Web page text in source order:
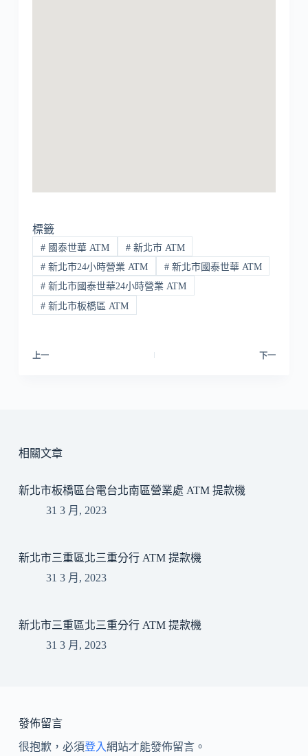
標籤
#國泰世華 ATM #新北市 ATM
#新北市24小時營業 ATM #新北市國泰世華 ATM
#新北市國泰世華24小時營業 ATM
#新北市板橋區 ATM
上一 下一
相關文章
新北市板橋區台電台北南區營業處 ATM 提款機
31 3 月, 2023
新北市三重區北三重分行 ATM 提款機
31 3 月, 2023
新北市三重區北三重分行 ATM 提款機
31 3 月, 2023
發佈留言
很抱歉，必須登入網站才能發佈留言。